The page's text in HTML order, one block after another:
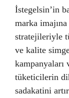
İstegelsin’in
marka
stratejileriyle
ve kalite
tüketicilerin
sadakatini